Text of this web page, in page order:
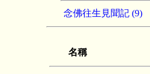
念佛往生見聞記 (9)
名稱